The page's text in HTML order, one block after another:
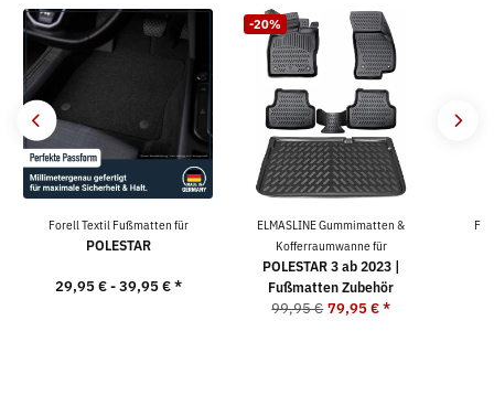
Forell Textil Fußmatten für
POLESTAR
29,95 € -39,95 €*
-20%
ELMASLINE Gummimatten &
Kofferraumwanne für
POLESTAR 3 ab 2023 |
Fußmatten Zubehör
99,95 € 79,95 €*